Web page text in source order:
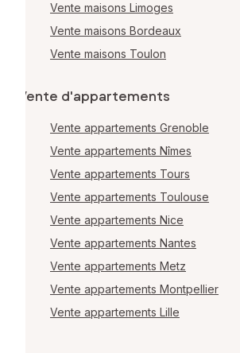
Vente maisons Limoges
Vente maisons Bordeaux
Vente maisons Toulon
Vente d'appartements
Vente appartements Grenoble
Vente appartements Nîmes
Vente appartements Tours
Vente appartements Toulouse
Vente appartements Nice
Vente appartements Nantes
Vente appartements Metz
Vente appartements Montpellier
Vente appartements Lille